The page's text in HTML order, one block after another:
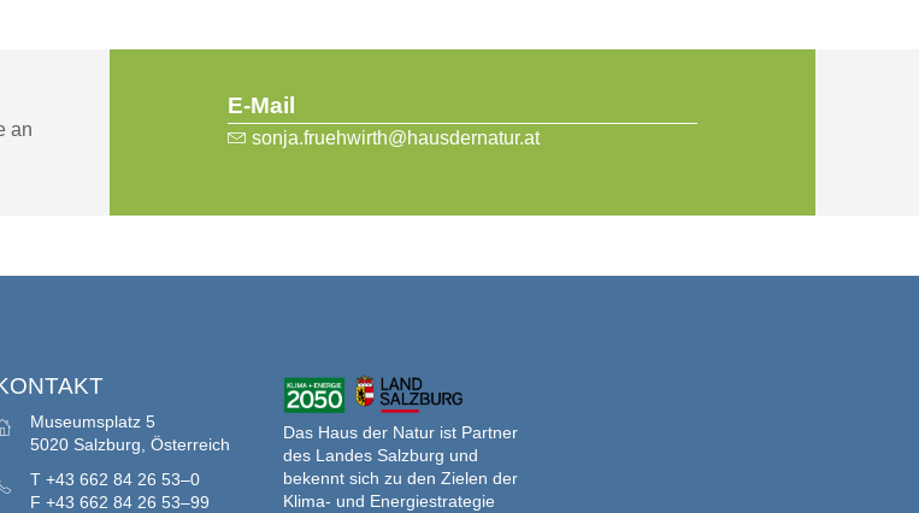
an
E-Mail
sonja.fruehwirth@hausdernatur.at
Museumsplatz 5
5020 Salzburg, Österreich
T +43 662 84 26 53–0
F +43 662 84 26 53–99
Das Haus der Natur ist Partner
des Landes Salzburg und
bekennt sich zu den Zielen der
Klima- und Energiestrategie